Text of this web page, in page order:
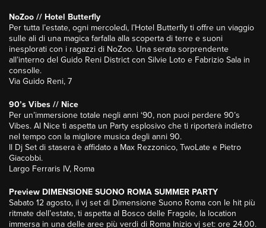
NoZoo // Hotel Butterfly
Per tutta l’estate, ogni mercoledì, l’Hotel Butterfly ti offre un viaggio
sulle ali di una magica farfalla alla scoperta di terre e suoni
inesplorati con i ragazzi di NoZoo. Una serata sorprendente
all’interno del Guido Reni District con Silvie Loto e Fabrizio Sala in
consolle.
Via Guido Reni, 7
90’s Vibes // Nice
Per un’immersione totale negli anni ‘90, non puoi perdere 90’s
Vibes. Al Nice ti aspetta un Party esplosivo che ti riporterà indietro
nel tempo con la migliore musica degli anni 90.
Il Dj Set di stasera è affidato a Max Rezzonico, TwoLate e Pietro
Giacobbi.
Largo Ferraris IV, Roma
Preview DIMENSIONE SUONO ROMA SUMMER PARTY
Sabato 12 agosto, il vj set di Dimensione Suono Roma con le hit più
ritmate dell’estate, ti aspetta al Bosco delle Fragole, la location
immersa in una delle aree più verdi di Roma Inizio vj set: ore 24.00.